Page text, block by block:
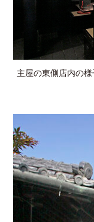
主屋の東側店内の